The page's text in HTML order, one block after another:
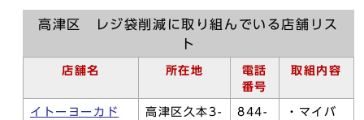
高津区 レジ袋削減に取り組んでいる店舗リス
ト
店舗名 所在地
電話
番号
取組内容
イトーヨーカド
高津区久本3-
844-
・マイバ